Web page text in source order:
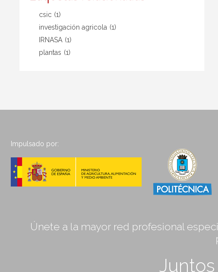
csic (1)
investigación agricola (1)
IRNASA (1)
plantas (1)
Impulsado por:
Únete a la mayor red profesional